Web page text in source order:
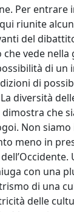
Per entrare
riunite
del
vede nella
di un
di
diversità
che
Non siamo
meno in
con una
di una
delle